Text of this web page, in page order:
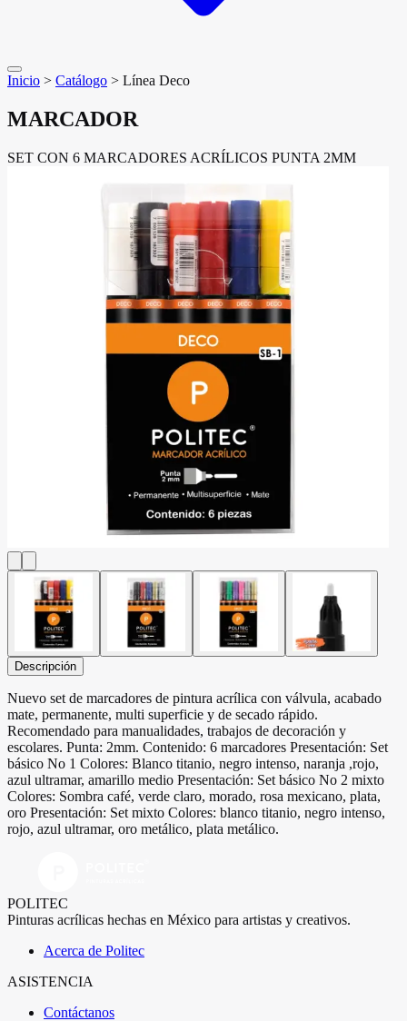
Inicio > Catálogo > Línea Deco
MARCADOR
SET CON 6 MARCADORES ACRÍLICOS PUNTA 2MM
Descripción
Nuevo set de marcadores de pintura acrílica con válvula, acabado
mate, permanente, multi superficie y de secado rápido.
Recomendado para manualidades, trabajos de decoración y
escolares. Punta: 2mm. Contenido: 6 marcadores Presentación: Set
básico No 1 Colores: Blanco titanio, negro intenso, naranja ,rojo,
azul ultramar, amarillo medio Presentación: Set básico No 2 mixto
Colores: Sombra café, verde claro, morado, rosa mexicano, plata,
oro Presentación: Set mixto Colores: blanco titanio, negro intenso,
rojo, azul ultramar, oro metálico, plata metálico.
POLITEC
Pinturas acrílicas hechas en México para artistas y creativos.
Acerca de Politec
ASISTENCIA
Contáctanos